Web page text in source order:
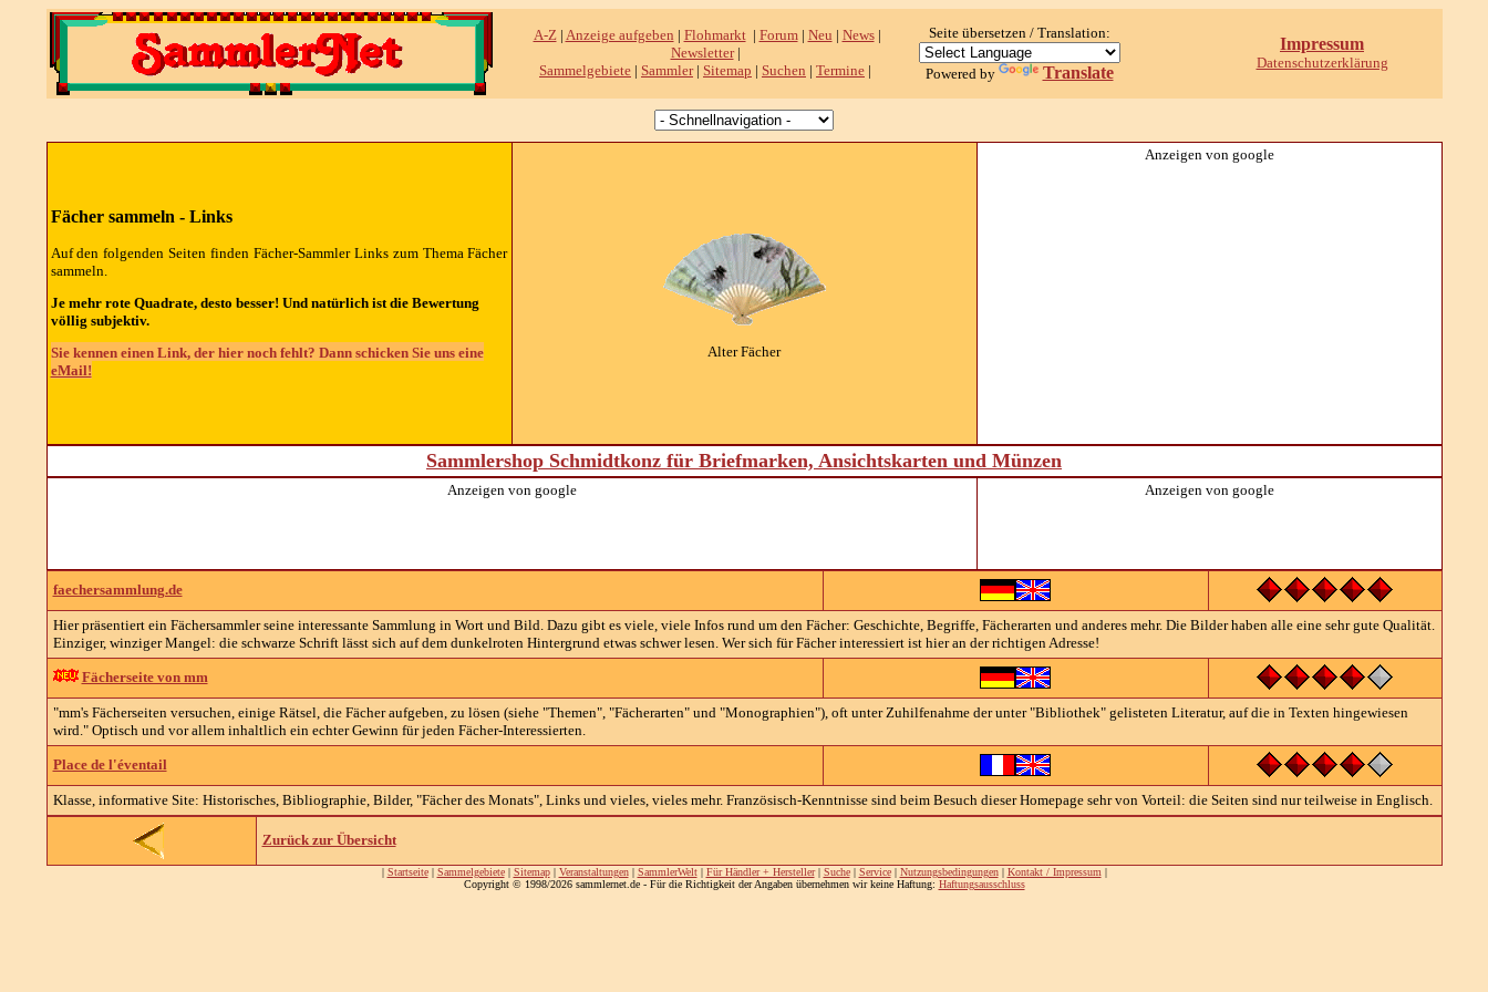
A-Z| Anzeige aufgeben | Flohmarkt| Forum| Neu | News|
Newsletter|
Sammelgebiete | Sammler| Sitemap | Suchen | Termine |
Seite übersetzen / Translation:
Powered by Translate
Impressum
Datenschutzerklärung
Fächer sammeln - Links
Auf den folgenden Seiten finden Fächer-Sammler Links zum Thema Fächer
sammeln.
Je mehr rote Quadrate, desto besser! Und natürlich ist die Bewertung
völlig subjektiv.
Sie kennen einen Link, der hier noch fehlt? Dann schicken Sie uns eine
eMail!
Alter Fächer
Anzeigen von google
Sammlershop Schmidtkonz für Briefmarken, Ansichtskarten und Münzen
Anzeigen von google Anzeigen von google
faechersammlung.de
Hier präsentiert ein Fächersammler seine interessante Sammlung in Wort und Bild. Dazu gibt es viele, viele Infos rund um den Fächer: Geschichte, Begriffe, Fächerarten und anderes mehr. Die Bilder haben alle eine sehr gute Qualität.
Einziger, winziger Mangel: die schwarze Schrift lässt sich auf dem dunkelroten Hintergrund etwas schwer lesen. Wer sich für Fächer interessiert ist hier an der richtigen Adresse!
Fächerseite von mm
"mm's Fächerseiten versuchen, einige Rätsel, die Fächer aufgeben, zu lösen (siehe "Themen", "Fächerarten" und "Monographien"), oft unter Zuhilfenahme der unter "Bibliothek" gelisteten Literatur, auf die in Texten hingewiesen
wird." Optisch und vor allem inhaltlich ein echter Gewinn für jeden Fächer-Interessierten.
Place de l'éventail
Klasse, informative Site: Historisches, Bibliographie, Bilder, "Fächer des Monats", Links und vieles, vieles mehr. Französisch-Kenntnisse sind beim Besuch dieser Homepage sehr von Vorteil: die Seiten sind nur teilweise in Englisch.
Zurück zur Übersicht
| Startseite| Sammelgebiete| Sitemap| Veranstaltungen| SammlerWelt| Für Händler + Hersteller| Suche| Service| Nutzungsbedingungen| Kontakt / Impressum |
Copyright © 1998/2026 sammlernet.de - Für die Richtigkeit der Angaben übernehmen wir keine Haftung: Haftungsausschluss